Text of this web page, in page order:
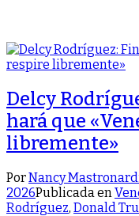
Delcy
hará que
libremente»
PorNancy
2026Publicada en
Rodríguez, Donald